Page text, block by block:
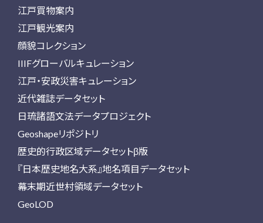
江戸買物案内
江戸観光案内
顔貌コレクション
IIIFグローバルキュレーション
江戸・安政災害キュレーション
近代雑誌データセット
日琉諸語文法データプロジェクト
Geoshapeリポジトリ
歴史的行政区域データセットβ版
『日本歴史地名大系』地名項目データセット
幕末期近世村領域データセット
GeoLOD